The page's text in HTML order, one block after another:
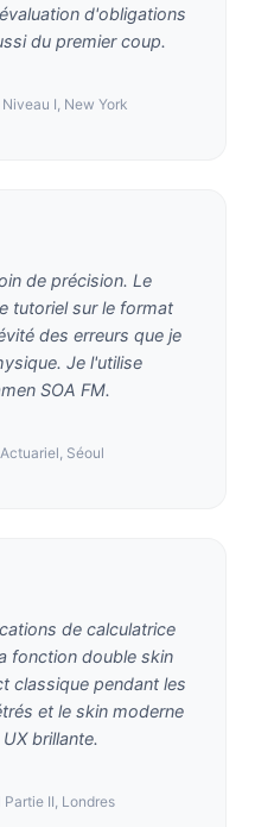
d'obligations
du premier coup.
I, New York
de précision. Le
tutoriel sur le format
des erreurs que je
Je l'utilise
SOA FM.
Séoul
de calculatrice
fonction double skin
classique pendant les
et le skin moderne
brillante.
II, Londres